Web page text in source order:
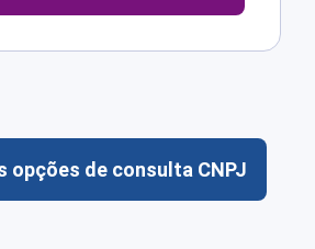
opções de consulta CNPJ